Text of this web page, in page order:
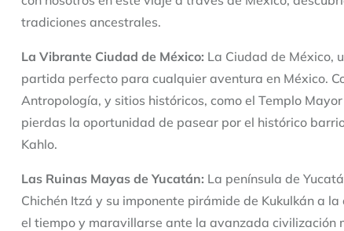
tradiciones ancestrales.
La Vibrante Ciudad de México: La Ciudad de México,
partida perfecto para cualquier aventura en México.
Antropología, y sitios históricos, como el Templo
pierdas la oportunidad de pasear por el histórico
Kahlo.
Las Ruinas Mayas de Yucatán: La península de
Chichén Itzá y su imponente pirámide de Kukulkán a
el tiempo y maravillarse ante la avanzada civilización